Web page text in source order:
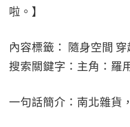
啦。】
內容標籤： 隨身空間
搜索關鍵字：主角：羅
一句話簡介：南北雜貨